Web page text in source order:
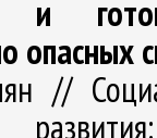
и
опасных
//